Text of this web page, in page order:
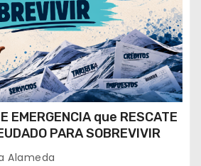
EMERGENCIA que RESCATE
PARA SOBREVIVIR
Alameda